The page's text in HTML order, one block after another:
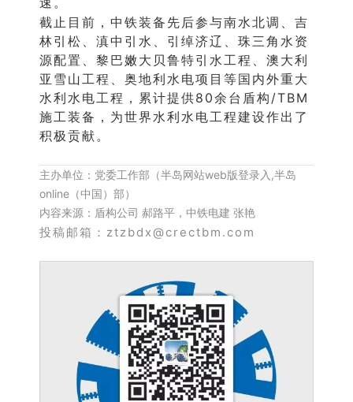
截止目前，中铁装备先后参与南水北调、吉
林引松、滇中引水、引绰济辽、珠三角水资
源配置、黎巴嫩大贝鲁特引水工程、澳大利
亚雪山工程、奥地利水电项目等国内外重大
水利水电工程，累计提供80余台盾构/TBM
施工装备，为世界水利水电工程建设作出了
积极贡献。
主办单位：党委工作部（半岛网站web版登录入,半岛
online（中国）部）
内容来源：盾构公司 郝路平，中铁电建 张艳
投稿邮箱：ztzbdx@crectbm.com